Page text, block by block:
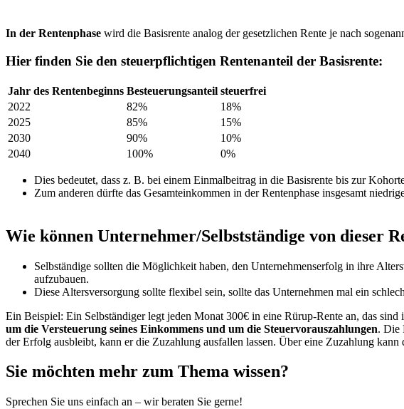
In der Rentenphase wird die Basisrente analog der gesetzlichen Rente je nach
Hier finden Sie den steuerpflichtigen Rentenanteil der Basisrente:
Jahr des Rentenbeginns Besteuerungsanteil steuerfrei
2022
82%
18%
2025
85%
15%
2030
90%
10%
2040
100% 0%
Dies bedeutet, dass z. B. bei einem Einmalbeitrag in die Basisrente bis zur
Zum anderen dürfte das Gesamteinkommen in der Rentenphase insgesamt
Wie können Unternehmer/Selbstständige von dieser
Selbständige sollten die Möglichkeit haben, den Unternehmenserfolg in ihre
aufzubauen.
Diese Altersversorgung sollte flexibel sein, sollte das Unternehmen mal ein
Ein Beispiel: Ein Selbständiger legt jeden Monat 300€ in eine Rürup-Rente an, das
um die Versteuerung seines Einkommens und um die Steuervorauszahlungen. Die
der Erfolg ausbleibt, kann er die Zuzahlung ausfallen lassen. Über eine Zuzahlung kann
Sie möchten mehr zum Thema wissen?
Sprechen Sie uns einfach an – wir beraten Sie gerne!